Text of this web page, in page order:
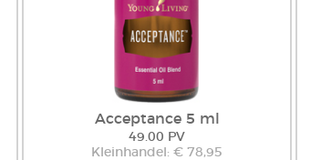
Acceptance 5 ml
49.00 PV
Kleinhandel: € 78,95